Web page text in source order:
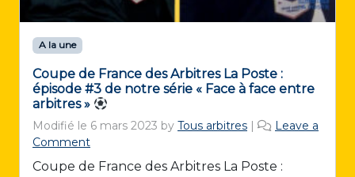
A la une
Coupe de France des Arbitres La Poste :
épisode #3 de notre série « Face à face entre
arbitres »
Modifié le 6 mars 2023 by Tous arbitres
Leave a
Comment
Coupe de France des Arbitres La Poste :